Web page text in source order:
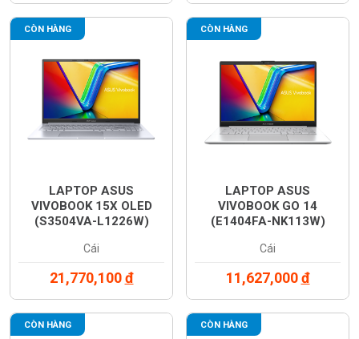
CÒN HÀNG
LAPTOP ASUS
VIVOBOOK 15X OLED
(S3504VA-L1226W)
Cái
21,770,100đ
CÒN HÀNG
LAPTOP ASUS
VIVOBOOK GO 14
(E1404FA-NK113W)
Cái
11,627,000đ
CÒN HÀNG CÒN HÀNG